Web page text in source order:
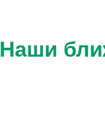
Наши